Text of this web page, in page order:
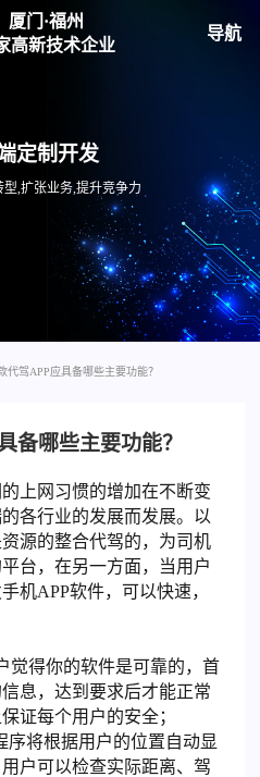
厦门·福州
高新技术企业
导航
定制开发
,扩张业务,提升竞争力
代驾APP应具备哪些主要功能？
备哪些主要功能？
上网习惯的增加在不断变
各行业的发展而发展。以
源的整合代驾的，为司机
台，在另一方面，当用户
机APP软件，可以快速，
觉得你的软件是可靠的，首
息，达到要求后才能正常
证每个用户的安全；
序将根据用户的位置自动显
户可以检查实际距离、驾